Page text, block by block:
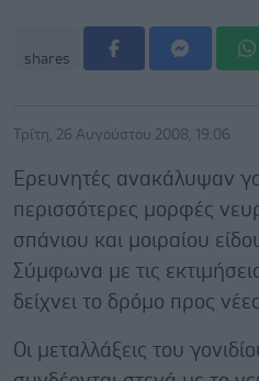
shares
Τρίτη, 26 Αυγούστου 2008, 19:06
Ερευνητές ανακάλυψαν
περισσότερες μορφές
σπάνιου και μοιραίου
Σύμφωνα με τις
δείχνει το δρόμο προς
Οι μεταλλάξεις του